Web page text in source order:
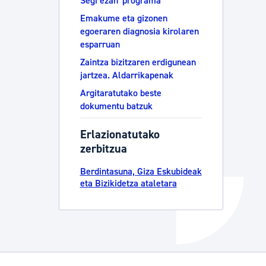
Izapideen katalogoa
Tramitaziorako laguntza
Emakume eta gizonen
egoeraren diagnosia kirolaren
esparruan
Zaintza bizitzaren erdigunean
jartzea. Aldarrikapenak
Argitaratutako beste
dokumentu batzuk
Erlazionatutako
zerbitzua
Berdintasuna, Giza Eskubideak
eta Bizikidetza ataletara